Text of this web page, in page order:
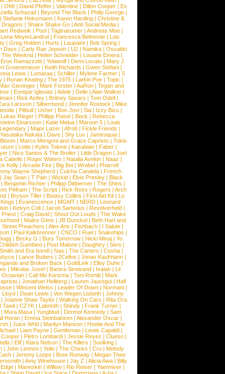
| OMI | David Pfeffer | Valentine | Dillon Cooper | Ex
Schazad | Beyond The Black | Philip George |
| Stefanie Heinzmann| Karen Harding| Christine &
Dragons | Shake Shake Go | Anti Social Media |
Redweik | Pool| Tagtraeumer| Andreas Moe|
Lena MeyerLandrut | Francesca Belmonte | Loic
| Greg Holden| Hurts | Laupaire| Bob Spring|
Days | Carly Rae Jepsen| U2| Namika| Osvaldo
The Weeknd| Helen Schneider| Louane Emera|
Eros Ramazzotti | Yelawolf | Demi Lovato | Mary J
Groenemeyer | Keith Richards | Gwen Stefani |
Lewis | Lumaraa| Schiller| Mylene Farmer| 5
| Ronan Keating| The 1975| Larkin Poe| Topic |
Giesinger| Mark Forster| AaRon| Tegan and
| Enrique Iglesias | Adele| Delle| Alan Walker|
| Rick Astley | Britney Spears | Tom Odell |
Larsson| Silbermond| Jennifer Rostock | Mike
| Pitbull| Usher| Bon Jovi| Sia| Izzy Bizu|
Lukas Rieger | Philipp Poisel | Beck | Rebecca
Einarsson | Katie Melua | Maroon 5 | Louis
| Major Lazer | Afrob | Fickle Friends |
Yasutaka Nakata| Dave| Shy Luv| Jamiroquai|
| Marco Mengoni and Grace Capristo | Tokio
| Lotte | Kyles Tolone | Kasabian | Faber |
| Nico Santos & The Broiler| Little Dragon| Joel
Cabello| Roger Waters | Natalia Avelon| Naaz |
Kelly | Arcade Fire | Big Boi | Wrabel | Pharrell
Wayne Shepherd| Culcha Candela| French
Jay Sean| T Pain| Wizkid| Elvis Presley| Black
| Benjamin Richter | Philipp Dittberner | The Shins |
Pelham | The Script | Rick Ross | Rogers | Arch
| Bryson Tiller | Bootsy Collins | First Aid Kit | Lo
| Evanescence| MGMT| NERD| Leonard
| Kelvyn Colt| Jacob Sartorius | Revolverheld|
Priest | Craig David | Shout Out Louds | The Wake
| Maitre Gims | JB Dunckel| Beth Hart and
Street Preachers | Alex Aris | Fishbach | I Salute |
| Paul Kalkbrenner| CNCO | Ruel| Snakehips |
| Becky G | Bury Tomorrow | Nicki Minaj | Yo
Gambino| Post Malone| Daughtry| Sero|
and Era Istrefi| Nao| The Carters | Cosha|
| Lance Butters | 2Cellos | Jonas Kaufmann|
and Broken Back | GoldLink | Elley Duhe|
| Mikolas Josef | Barbra Streisand | Isaiah | Lil
Octavian| Call Me Karizma| Toni Romiti| Mark
| Jonathan Hellberg| Lauren Jauregui| Half
| Wincent Weiss | Leader Of Down| Normani|
Lloyd| Dean Lewis | Von Wegen Lisbeth| Johnny
| Joanne Shaw Taylor | Walking On Cars | Rita Ora
Tawil| CZYK| Labrinth| Shindy| Frank Turner|
Mura Masa| Yungblud| Dermot Kennedy| Sam
Horan| Emma Steinbakken| Alexander Oscar|
| Juice Wrld| Marilyn Manson| Hootie And The
| Liam Payne | Gentleman | Lewis Capaldi |
| Pietro Lombardi| Jessie Reyez | Clueso|
| Elif| Kiara Nelson| The Killers | Soolking|
| John Lennon| Yello| The Chicks | Cro| Melody
| Jeremy Loops | Bree Runway | Megan Thee
| Amy Winehouse| Jay Z| Alicia Awa| Billy
| Maneskin | Willow | Rio Reiser | Yaenniver |